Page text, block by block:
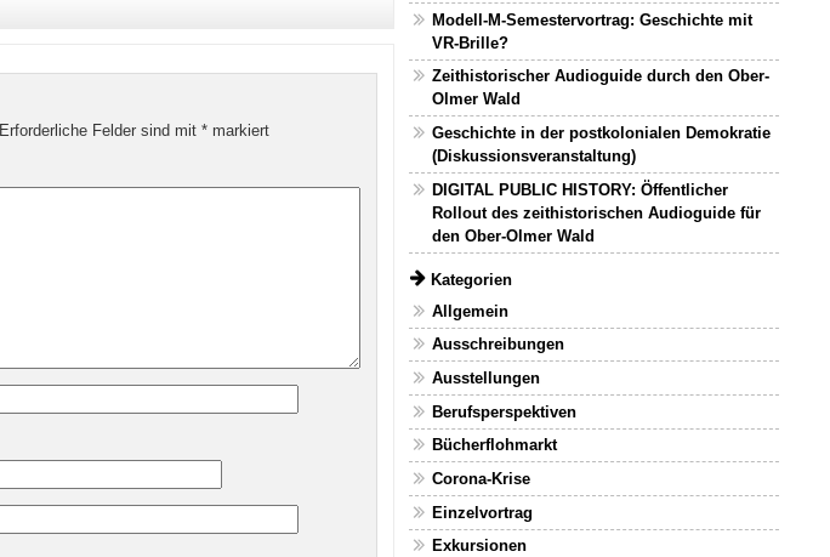
Erforderliche Felder sind mit* markiert
Modell-M-Semestervortrag: Geschichte mit
VR-Brille?
Zeithistorischer Audioguide durch den Ober-
Olmer Wald
Geschichte in der postkolonialen Demokratie
(Diskussionsveranstaltung)
DIGITAL PUBLIC HISTORY: Öffentlicher
Rollout des zeithistorischen Audioguide für
den Ober-Olmer Wald
Kategorien
Allgemein
Ausschreibungen
Ausstellungen
Berufsperspektiven
Bücherflohmarkt
Corona-Krise
Einzelvortrag
Exkursionen